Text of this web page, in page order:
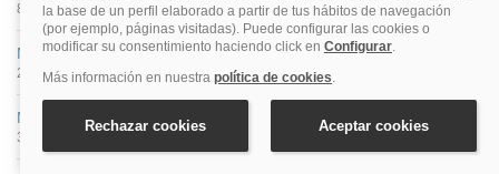
877 hoteles
Málaga
269 hoteles
Murcia
33 hoteles